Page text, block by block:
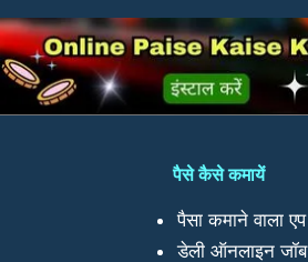
पैसे कैसे कमायें
पैसा कमाने वाला एप
डेली ऑनलाइन जॉब